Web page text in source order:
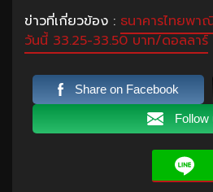
ข่าวที่เกี่ยวข้อง : ธนาคารไทยพา
วันนี้ 33.25-33.50 บาท/ดอลลาร์
Share on Facebook
Follow